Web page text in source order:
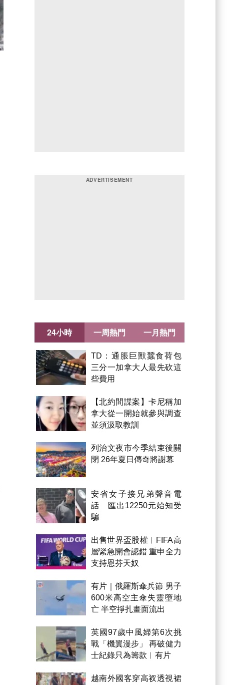
24小時
TD：通脹巨獸蠶食荷包
三分一加拿大人最先砍這
些費用
【北約間諜案】卡尼稱加
拿大從一開始就參與調查
並須汲取教訓
列治文夜市今季結束後關
閉 26年夏日傳奇將謝幕
安省女子接兄弟聲音電
話 匯出12250元始知受
騙
出售世界盃股權︱FIFA高
層緊急開會認錯 重申全力
支持恩芬天奴
有片｜俄羅斯傘兵節 男子
600米高空主傘失靈墮地
亡 半空掙扎畫面流出
英國97歲中風婦第6次挑
戰「機翼漫步」 再破健力
士紀錄只為籌款︱有片
越南外國客穿高衩透視裙
一周熱門 一月熱門